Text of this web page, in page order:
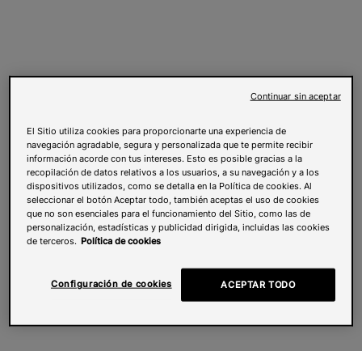
El Sitio utiliza cookies para proporcionarte una experiencia de
navegación agradable, segura y personalizada que te permite recibir
información acorde con tus intereses. Esto es posible gracias a la
recopilación de datos relativos a los usuarios, a su navegación y a los
dispositivos utilizados, como se detalla en la Política de cookies. Al
seleccionar el botón Aceptar todo, también aceptas el uso de cookies
que no son esenciales para el funcionamiento del Sitio, como las de
personalización, estadísticas y publicidad dirigida, incluidas las cookies
de terceros. Política de cookies
Configuración de cookies ACEPTAR TODO
Continuar sin aceptar